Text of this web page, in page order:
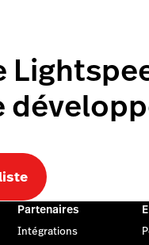
Partenaires
Intégrations